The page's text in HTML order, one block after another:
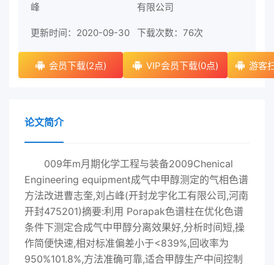
峰
有限公司
更新时间：2020-09-30 下载次数： 76次
会员下载(2点) VIP会员下载(0点) 游客
论文简介
009年m月期化学工程与装备2009Chenical
Engineering equipment成气中甲醇测定的气相色谱
方法改进曹志奎,刘占峰(开封龙宇化工有限公司,河南
开封475201)摘要:利用 Porapak色谱柱在优化色谱
条件下测定合成气中甲醇分离效果好,分析时间短,操
作简便快速,相对标准偏差小于<839%,回收率为
950%101.8%,方法准确可靠,适合甲醇生产中间控制